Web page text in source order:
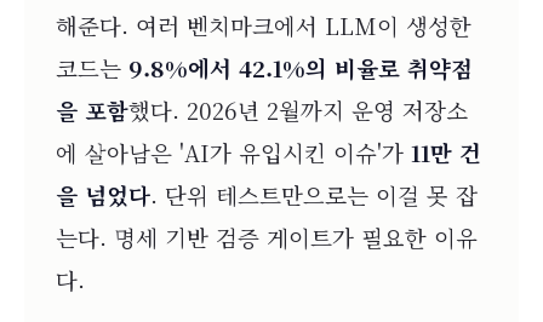
해준다. 여러 벤치마크에서 LLM이 생성한
코드는 9.8%에서 42.1%의 비율로 취약점
을 포함했다. 2026년 2월까지 운영 저장소
에 살아남은 'AI가 유입시킨 이슈'가 11만 건
을 넘었다. 단위 테스트만으로는 이걸 못 잡
는다. 명세 기반 검증 게이트가 필요한 이유
다.